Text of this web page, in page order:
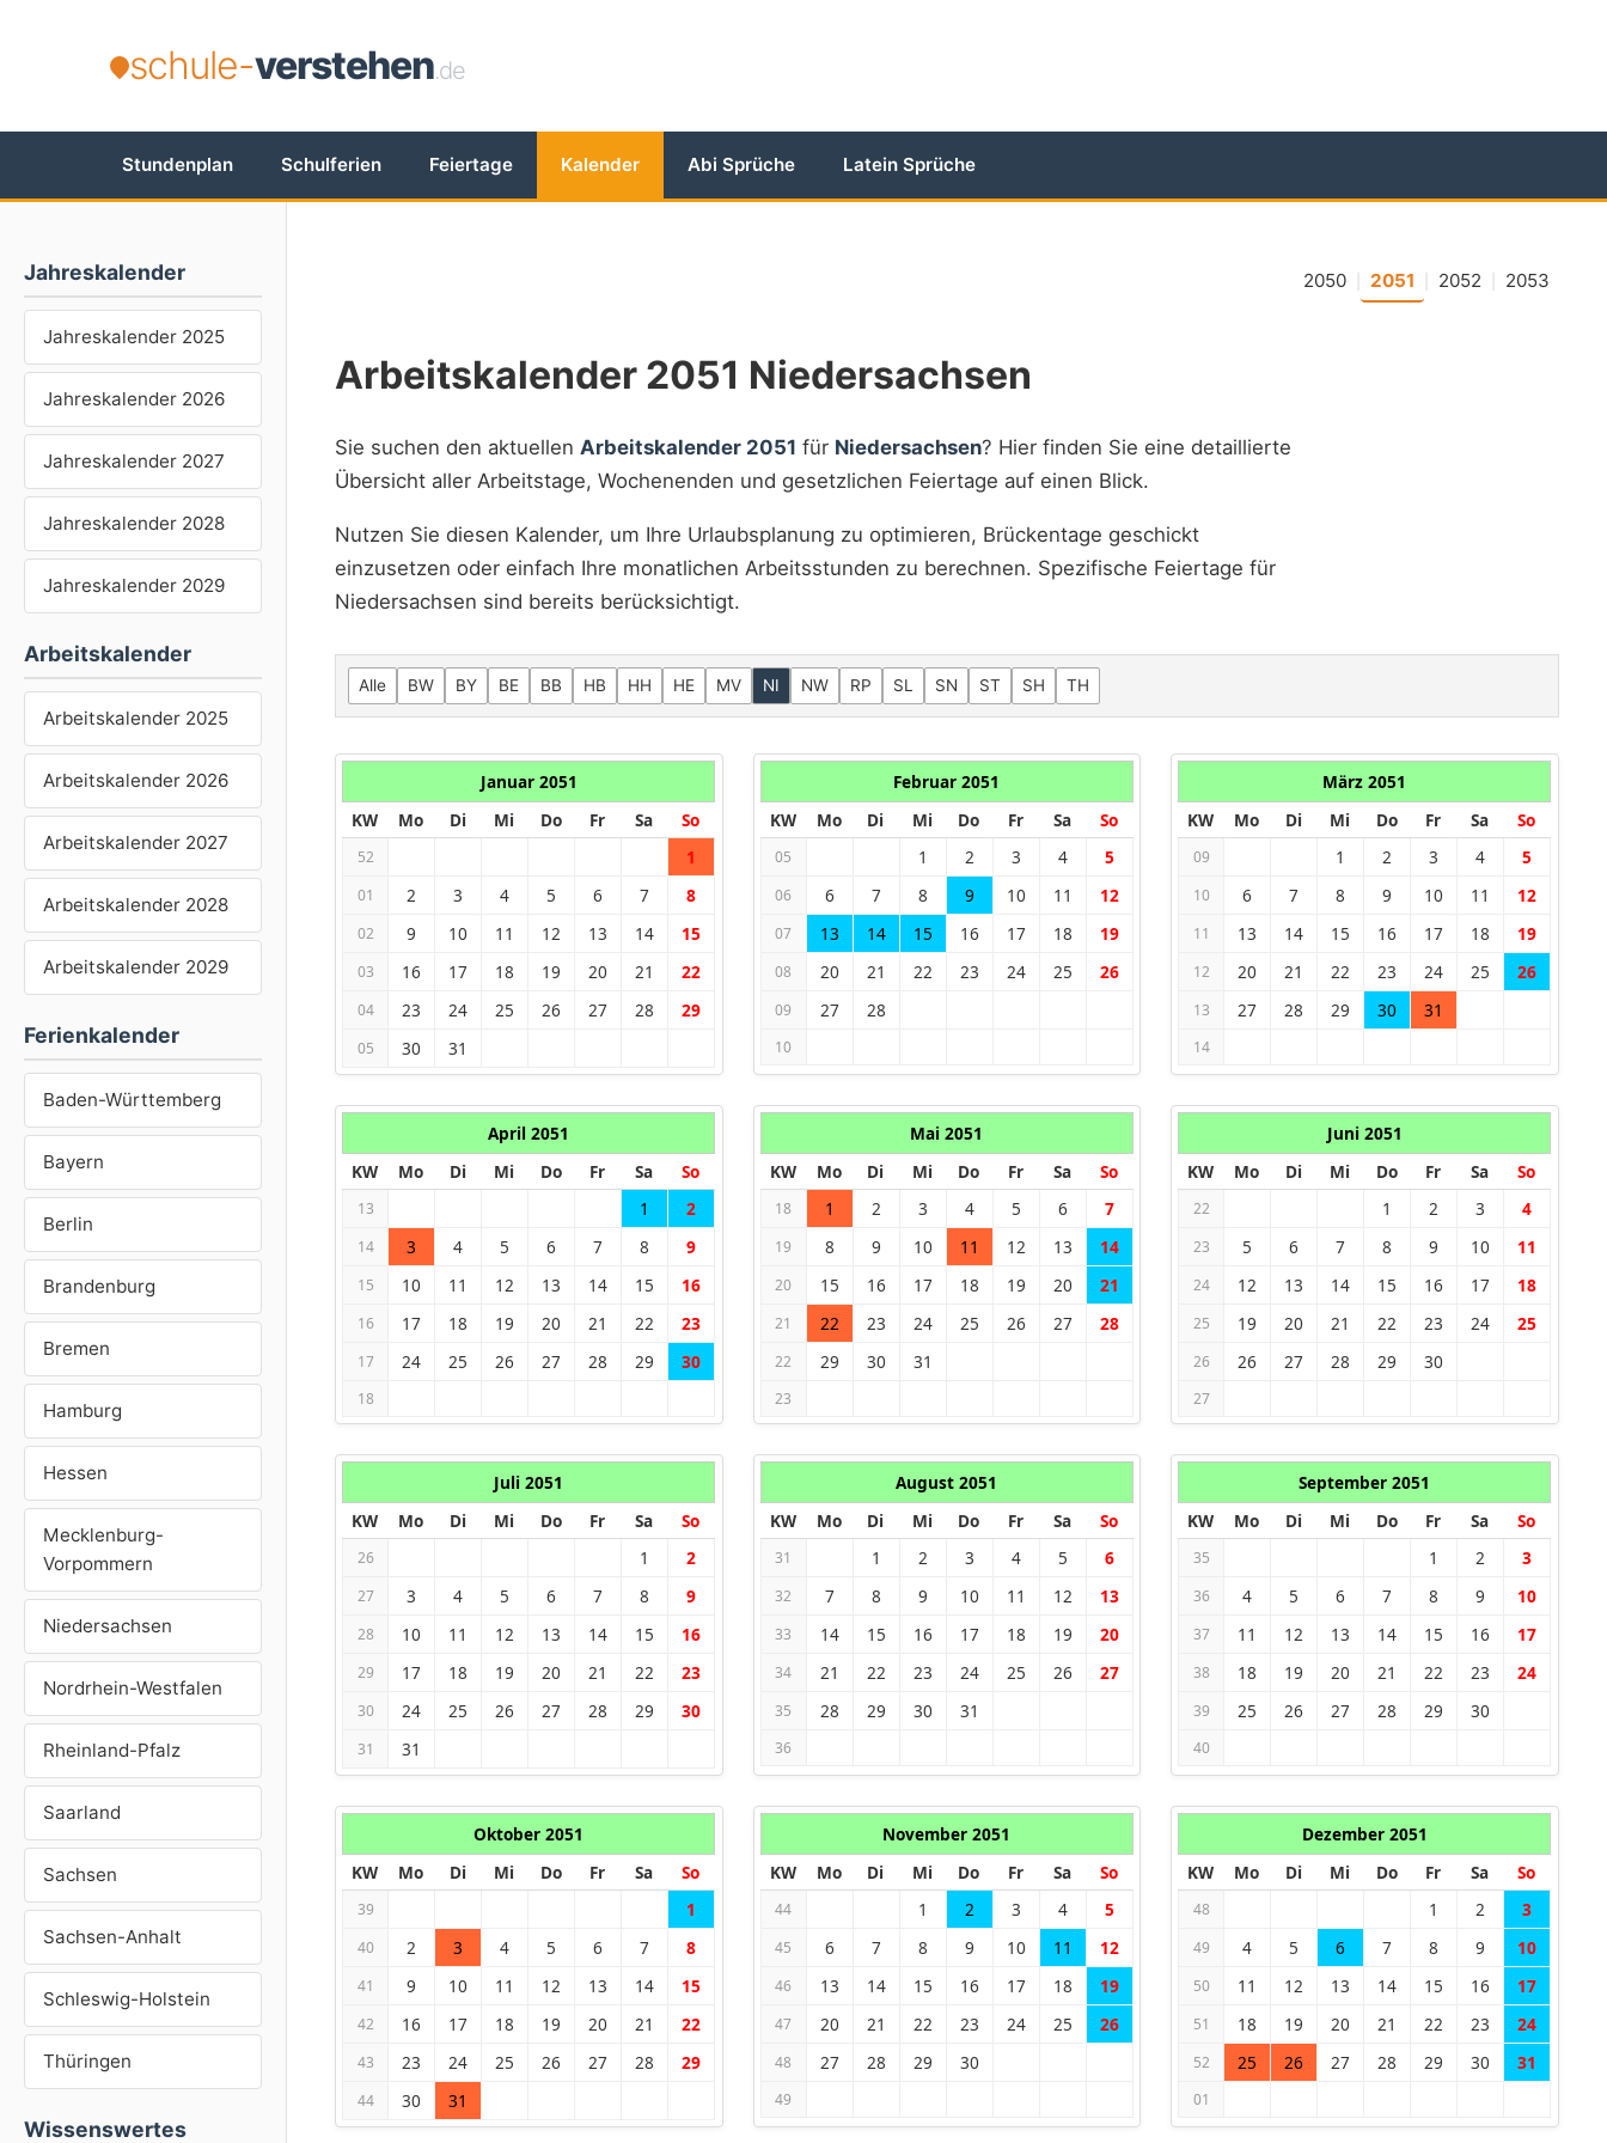
schule-verstehen.de
Stundenplan Schulferien Feiertage Kalender Abi Sprüche Latein Sprüche
Jahreskalender
Jahreskalender 2025
Jahreskalender 2026
Jahreskalender 2027
Jahreskalender 2028
Jahreskalender 2029
Arbeitskalender
Arbeitskalender 2025
Arbeitskalender 2026
Arbeitskalender 2027
Arbeitskalender 2028
Arbeitskalender 2029
Ferienkalender
Baden-Württemberg
Bayern
Berlin
Brandenburg
Bremen
Hamburg
Hessen
Mecklenburg-
Vorpommern
Niedersachsen
Nordrhein-Westfalen
Rheinland-Pfalz
Saarland
Sachsen
Sachsen-Anhalt
Schleswig-Holstein
Thüringen
Wissenswertes
2050 2051 2052 2053
Arbeitskalender 2051 Niedersachsen
Sie suchen den aktuellen Arbeitskalender 2051 für Niedersachsen? Hier finden Sie eine detaillierte
Übersicht aller Arbeitstage, Wochenenden und gesetzlichen Feiertage auf einen Blick.
Nutzen Sie diesen Kalender, um Ihre Urlaubsplanung zu optimieren, Brückentage geschickt
einzusetzen oder einfach Ihre monatlichen Arbeitsstunden zu berechnen. Spezifische Feiertage für
Niedersachsen sind bereits berücksichtigt.
Alle BW BY BE BB HB HH HE MV NI NW RP SL SN ST SH TH
Januar 2051
KW
Mo Di Mi Do Fr Sa So
52 1
01 2 3 4 5 6 7 8
02 9 10 11 12 13 14 15
03 16 17 18 19 20 21 22
04 23 24 25 26 27 28 29
05 30 31
Februar 2051
KW
Mo Di Mi Do Fr Sa So
05 1 2 3 4 5
06 6 7 8 9 10 11 12
07 13 14 15 16 17 18 19
08 20 21 22 23 24 25 26
09 27 28
10
März 2051
KW
Mo Di Mi Do Fr Sa So
09 1 2 3 4 5
10 6 7 8 9 10 11 12
11 13 14 15 16 17 18 19
12 20 21 22 23 24 25 26
13 27 28 29 30 31
14
April 2051
KW
Mo Di Mi Do Fr Sa So
13 1 2
14 3 4 5 6 7 8 9
15 10 11 12 13 14 15 16
16 17 18 19 20 21 22 23
17 24 25 26 27 28 29 30
18
Mai 2051
KW
Mo Di Mi Do Fr Sa So
18 1 2 3 4 5 6 7
19 8 9 10 11 12 13 14
20 15 16 17 18 19 20 21
21 22 23 24 25 26 27 28
22 29 30 31
23
Juni 2051
KW
Mo Di Mi Do Fr Sa So
22 1 2 3 4
23 5 6 7 8 9 10 11
24 12 13 14 15 16 17 18
25 19 20 21 22 23 24 25
26 26 27 28 29 30
27
Juli 2051
KW
Mo Di Mi Do Fr Sa So
26 1 2
27 3 4 5 6 7 8 9
28 10 11 12 13 14 15 16
29 17 18 19 20 21 22 23
30 24 25 26 27 28 29 30
31 31
August 2051
KW
Mo Di Mi Do Fr Sa So
31 1 2 3 4 5 6
32 7 8 9 10 11 12 13
33 14 15 16 17 18 19 20
34 21 22 23 24 25 26 27
35 28 29 30 31
36
September 2051
KW
Mo Di Mi Do Fr Sa So
35 1 2 3
36 4 5 6 7 8 9 10
37 11 12 13 14 15 16 17
38 18 19 20 21 22 23 24
39 25 26 27 28 29 30
40
Oktober 2051
KW
Mo Di Mi Do Fr Sa So
39 1
40 2 3 4 5 6 7 8
41 9 10 11 12 13 14 15
42 16 17 18 19 20 21 22
43 23 24 25 26 27 28 29
44 30 31
November 2051
KW
Mo Di Mi Do Fr Sa So
44 1 2 3 4 5
45 6 7 8 9 10 11 12
46 13 14 15 16 17 18 19
47 20 21 22 23 24 25 26
48 27 28 29 30
49
Dezember 2051
KW
Mo Di Mi Do Fr Sa So
48 1 2 3
49 4 5 6 7 8 9 10
50 11 12 13 14 15 16 17
51 18 19 20 21 22 23 24
52 25 26 27 28 29 30 31
01